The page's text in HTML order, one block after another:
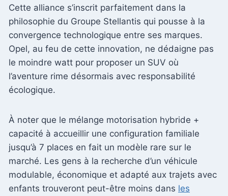
Cette alliance s’inscrit parfaitement dans la
philosophie du Groupe Stellantis qui pousse à la
convergence technologique entre ses marques.
Opel, au feu de cette innovation, ne dédaigne pas
le moindre watt pour proposer un SUV où
l’aventure rime désormais avec responsabilité
écologique.
À noter que le mélange motorisation hybride +
capacité à accueillir une configuration familiale
jusqu’à 7 places en fait un modèle rare sur le
marché. Les gens à la recherche d’un véhicule
modulable, économique et adapté aux trajets avec
enfants trouveront peut-être moins dans les